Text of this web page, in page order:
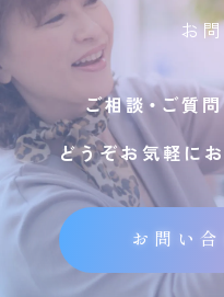
お
ご相談・ご質
どうぞお気軽に
お問い